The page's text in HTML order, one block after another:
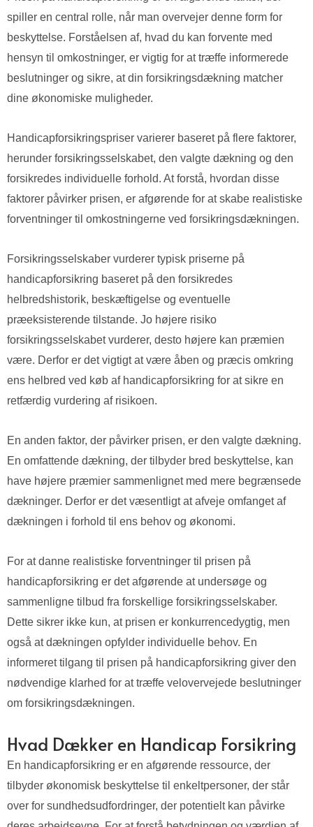
spiller en central rolle, når man overvejer denne form for
beskyttelse. Forståelsen af, hvad du kan forvente med
hensyn til omkostninger, er vigtig for at træffe informerede
beslutninger og sikre, at din forsikringsdækning matcher
dine økonomiske muligheder.
Handicapforsikringspriser varierer baseret på flere faktorer,
herunder forsikringsselskabet, den valgte dækning og den
forsikredes individuelle forhold. At forstå, hvordan disse
faktorer påvirker prisen, er afgørende for at skabe realistiske
forventninger til omkostningerne ved forsikringsdækningen.
Forsikringsselskaber vurderer typisk priserne på
handicapforsikring baseret på den forsikredes
helbredshistorik, beskæftigelse og eventuelle
præeksisterende tilstande. Jo højere risiko
forsikringsselskabet vurderer, desto højere kan præmien
være. Derfor er det vigtigt at være åben og præcis omkring
ens helbred ved køb af handicapforsikring for at sikre en
retfærdig vurdering af risikoen.
En anden faktor, der påvirker prisen, er den valgte dækning.
En omfattende dækning, der tilbyder bred beskyttelse, kan
have højere præmier sammenlignet med mere begrænsede
dækninger. Derfor er det væsentligt at afveje omfanget af
dækningen i forhold til ens behov og økonomi.
For at danne realistiske forventninger til prisen på
handicapforsikring er det afgørende at undersøge og
sammenligne tilbud fra forskellige forsikringsselskaber.
Dette sikrer ikke kun, at prisen er konkurrencedygtig, men
også at dækningen opfylder individuelle behov. En
informeret tilgang til prisen på handicapforsikring giver den
nødvendige klarhed for at træffe velovervejede beslutninger
om forsikringsdækningen.
Hvad Dækker en Handicap Forsikring
En handicapforsikring er en afgørende ressource, der
tilbyder økonomisk beskyttelse til enkeltpersoner, der står
over for sundhedsudfordringer, der potentielt kan påvirke